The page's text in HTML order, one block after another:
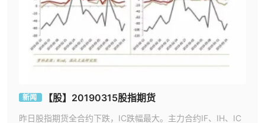
新闻 【股】20190315股指期货
昨日股指期货全合约下跌，IC跌幅最大。主力合约IF、IH、IC